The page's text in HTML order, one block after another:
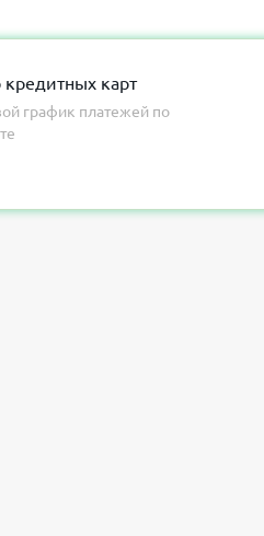
кредитных карт
график платежей по